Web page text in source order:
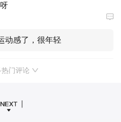
动感了，很年轻
热门评论